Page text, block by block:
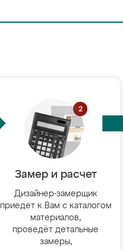
Замер и расчет
Дизайнер-замерщик
приедет к Вам с каталогом
материалов,
проведёт детальные
замеры,